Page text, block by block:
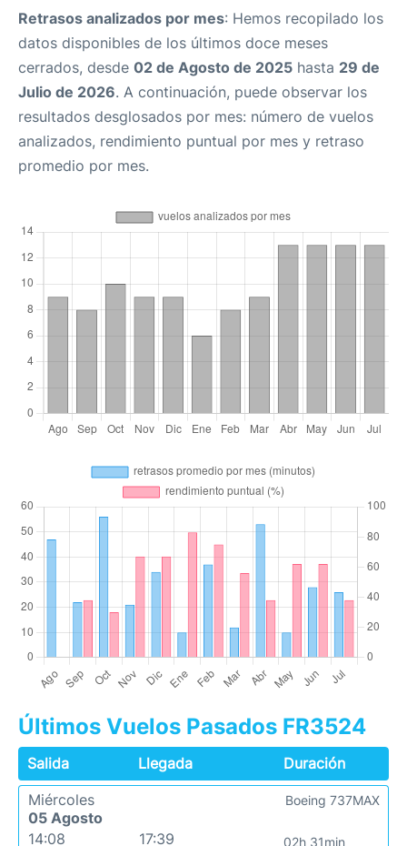
Retrasos analizados por mes: Hemos recopilado los
datos disponibles de los últimos doce meses
cerrados, desde 02 de Agosto de 2025 hasta 29 de
Julio de 2026. A continuación, puede observar los
resultados desglosados por mes: número de vuelos
analizados, rendimiento puntual por mes y retraso
promedio por mes.
Últimos Vuelos Pasados FR3524
Salida Llegada
Duración
Miércoles
05 Agosto
14:08
17:39
02h 31min
Boeing 737MAX